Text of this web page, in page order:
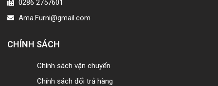
0286 2757601
Ama.Furni@gmail.com
CHÍNH SÁCH
Chính sách vận chuyển
Chính sách đổi trả hàng